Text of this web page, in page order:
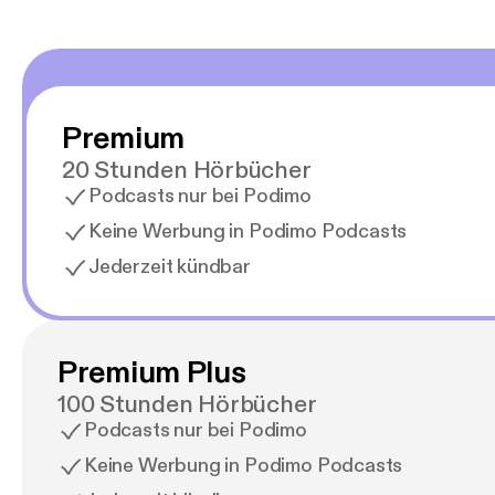
Premium
20 Stunden Hörbücher
Podcasts nur bei Podimo
Keine Werbung in Podimo Podcasts
Jederzeit kündbar
Premium Plus
100 Stunden Hörbücher
Podcasts nur bei Podimo
Keine Werbung in Podimo Podcasts